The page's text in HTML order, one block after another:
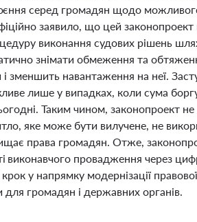
серед громадян щодо
заявило, що цей
виконання судових рішень
знімати обмеження та
навантаження на неї.
лише у випадках, коли сума
Таким чином, законопроект
яке може бути вилучене, не
права громадян. Отже,
провадження через
у напрямку модернізації
громадян і державних органів.